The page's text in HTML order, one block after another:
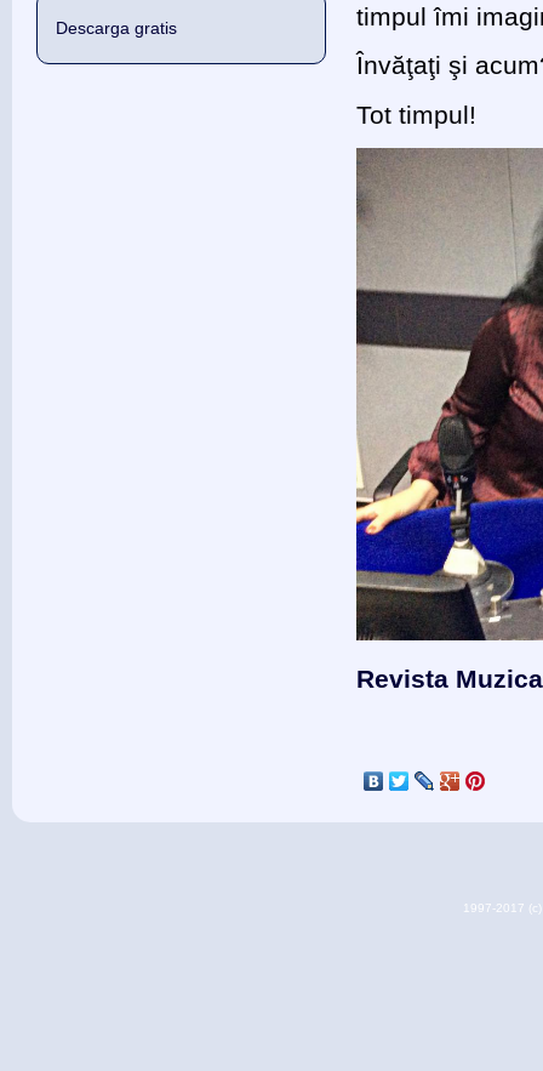
Descarga gratis
timpul îmi
Învăţaţi şi
Tot timpul!
Revista
1997-2017